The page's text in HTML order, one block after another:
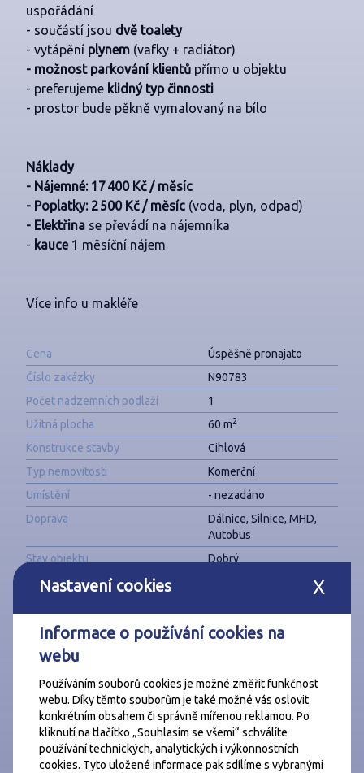
Nastavení cookies X
Informace o používání cookies na
webu
Používáním souborů cookies je možné změřit funkčnost
webu. Díky těmto souborům je také možné vás oslovit
konkrétním obsahem či správně mířenou reklamou. Po
kliknutí na tlačítko „Souhlasím se všemi“ schválíte
používání technických, analytických i výkonnostních
cookies. Tyto uložené informace pak sdílíme s vybranými
uspořádání
- součástí jsou dvě toalety
- vytápění plynem (vafky + radiátor)
- možnost parkování klientů přímo u objektu
- preferujeme klidný typ činnosti
- prostor bude pěkně vymalovaný na bílo
Náklady
- Nájemné: 17 400 Kč / měsíc
- Poplatky: 2 500 Kč / měsíc (voda, plyn, odpad)
- Elektřina se převádí na nájemníka
- kauce 1 měsíční nájem
Více info u makléře
Cena
Úspěšně pronajato
Číslo zakázky
N90783
Počet nadzemních podlaží
1
Užitná plocha
60 m2
Konstrukce stavby
Cihlová
Typ nemovitosti
Komerční
Umístění
- nezadáno
Doprava
Dálnice, Silnice, MHD,
Autobus
Stav objektu
Dobrý
Energetická náročnost budovy